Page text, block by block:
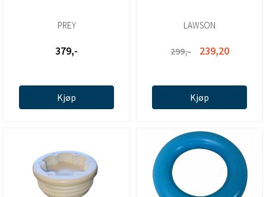
PREY
379,-
Kjøp
LAWSON
299,- 239,20
Kjøp